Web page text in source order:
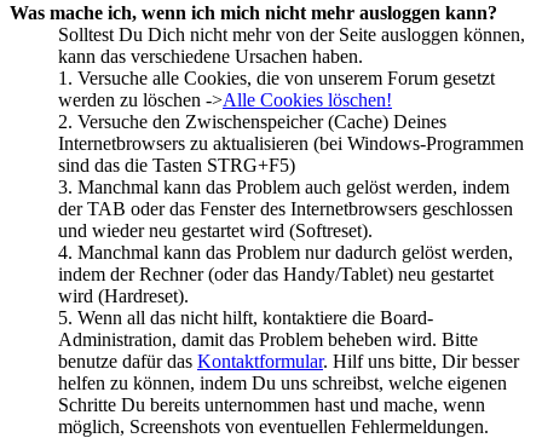
Was mache ich, wenn ich mich nicht mehr ausloggen kann?
Solltest Du Dich nicht mehr von der Seite ausloggen können,
kann das verschiedene Ursachen haben.
1. Versuche alle Cookies, die von unserem Forum gesetzt
werden zu löschen ->Alle Cookies löschen!
2. Versuche den Zwischenspeicher (Cache) Deines
Internetbrowsers zu aktualisieren (bei Windows-Programmen
sind das die Tasten STRG+F5)
3. Manchmal kann das Problem auch gelöst werden, indem
der TAB oder das Fenster des Internetbrowsers geschlossen
und wieder neu gestartet wird (Softreset).
4. Manchmal kann das Problem nur dadurch gelöst werden,
indem der Rechner (oder das Handy/Tablet) neu gestartet
wird (Hardreset).
5. Wenn all das nicht hilft, kontaktiere die Board-
Administration, damit das Problem beheben wird. Bitte
benutze dafür das Kontaktformular. Hilf uns bitte, Dir besser
helfen zu können, indem Du uns schreibst, welche eigenen
Schritte Du bereits unternommen hast und mache, wenn
möglich, Screenshots von eventuellen Fehlermeldungen.